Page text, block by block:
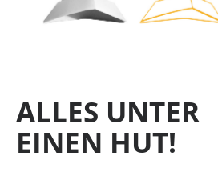
ALLES UNTER
EINEN HUT!